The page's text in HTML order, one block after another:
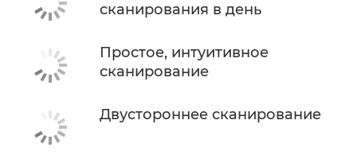
сканирования в день
Простое, интуитивное
сканирование
Двустороннее сканирование